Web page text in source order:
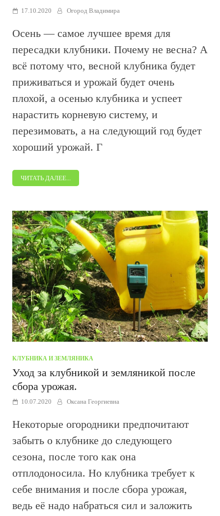
17.10.2020 Огород Владимира
Осень — самое лучшее время для
пересадки клубники. Почему не весна? А
всё потому что, весной клубника будет
приживаться и урожай будет очень
плохой, а осенью клубника и успеет
нарастить корневую систему, и
перезимовать, а на следующий год будет
хороший урожай. Г
ЧИТАТЬ ДАЛЕЕ...
КЛУБНИКА И ЗЕМЛЯНИКА
Уход за клубникой и земляникой после
сбора урожая.
10.07.2020 Оксана Георгиевна
Некоторые огородники предпочитают
забыть о клубнике до следующего
сезона, после того как она
отплодоносила. Но клубника требует к
себе внимания и после сбора урожая,
ведь её надо набраться сил и заложить